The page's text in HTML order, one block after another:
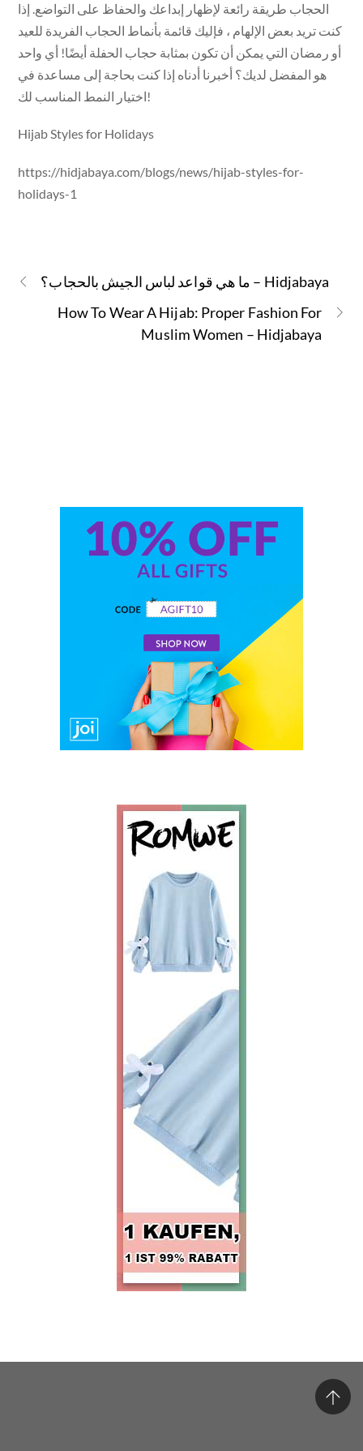
الحجاب طريقة رائعة لإظهار إبداعك والحفاظ على التواضع. إذا
كنت تريد بعض الإلهام ، فإليك قائمة بأنماط الحجاب الفريدة للعيد
أو رمضان التي يمكن أن تكون بمثابة حجاب الحفلة أيضًا! أي واحد
هو المفضل لديك؟ أخبرنا أدناه إذا كنت بحاجة إلى مساعدة في
اختيار النمط المناسب لك!
Hijab Styles for Holidays
https://hidjabaya.com/blogs/news/hijab-styles-for-
holidays-1
ما هي قواعد لباس الجيش بالحجاب؟ – Hidjabaya
How To Wear A Hijab: Proper Fashion For
Muslim Women – Hidjabaya